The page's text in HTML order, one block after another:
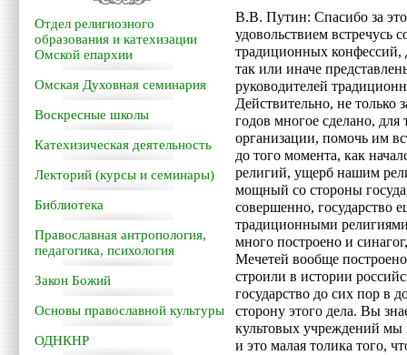
Отдел религиозного
образования и катехизации
Омской епархии
Омская Духовная семинария
Воскресные школы
Катехизическая деятельность
Лекторий (курсы и семинары)
Библиотека
Православная антропология,
педагогика, психология
Закон Божий
Основы православной культуры
ОДНКНР
В.В. Путин: Спасибо за
удовольствием встречусь
традиционных конфессий,
так или иначе
руководителей
Действительно, не только
годов многое сделано, для
организации, помочь им
до того момента, как
религий, ущерб нашим
мощный со стороны
совершенно, государство
традиционными
много построено и
Мечетей вообще
строили в истории
государство до сих пор в
сторону этого дела. Вы
культовых учреждений
и это малая толика того,